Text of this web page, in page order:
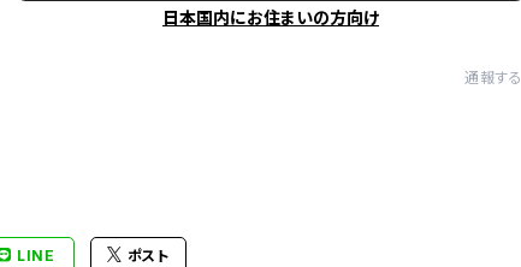
日本国内にお住まいの方向け
通報する
LINE ポスト